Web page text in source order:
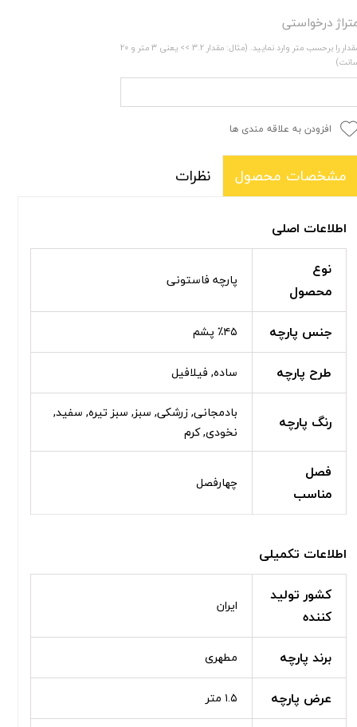
درخواستی
مقدار را برحسب متر وارد نمایید. (مثال: مقدار 3.2 >> یعنی 3 متر و 20
افزودن به علاقه مندی ها
مشخصات محصول نظرات
اطلاعات اصلی
نوع
محصول
پارچه فاستونی
جنس پارچه ٪۴۵ پشم
طرح پارچه ساده, فیلافیل
رنگ پارچه
بادمجانی, زرشکی, سبز, سبز تیره, سفید,
نخودی, کرم
فصل
مناسب
چهارفصل
اطلاعات تکمیلی
کشور تولید
کننده
ایران
برند پارچه مطهری
عرض پارچه ۱.۵ متر